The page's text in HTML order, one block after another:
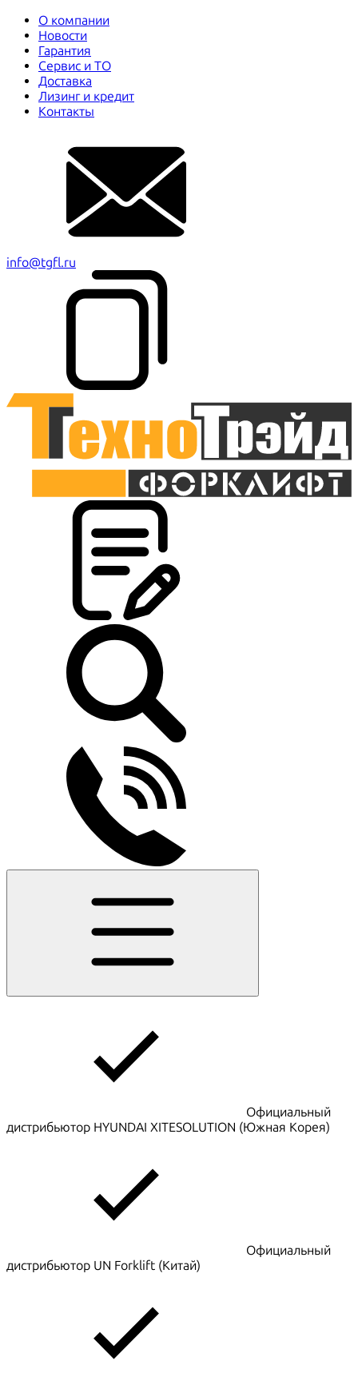
О компании
Новости
Гарантия
Сервис и ТО
Доставка
Лизинг и кредит
Контакты
info@tgfl.ru
Официальный
дистрибьютор HYUNDAI XITESOLUTION (Южная Корея)
Официальный
дистрибьютор UN Forklift (Китай)